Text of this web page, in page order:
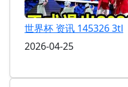
世界杯 资讯 145326 3tl
2026-04-25